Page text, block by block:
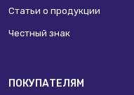
Статьи о продукции
Честный знак
ПОКУПАТЕЛЯМ